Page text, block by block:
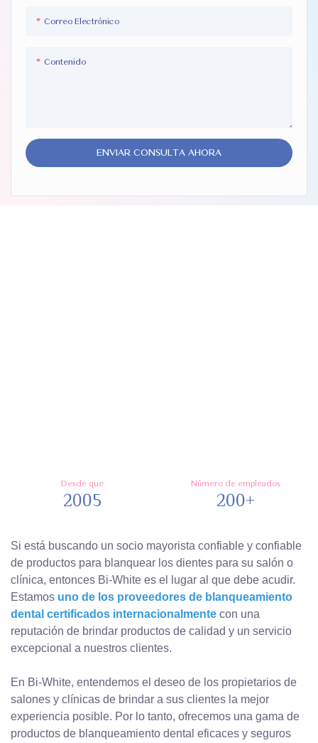
Correo Electrónico
Contenido
ENVIAR CONSULTA AHORA
Desde que
2005
Número de empleados
200+
Si está buscando un socio mayorista confiable y confiable
de productos para blanquear los dientes para su salón o
clínica, entonces Bi-White es el lugar al que debe acudir.
Estamos uno de los proveedores de blanqueamiento
dental certificados internacionalmente con una
reputación de brindar productos de calidad y un servicio
excepcional a nuestros clientes.
En Bi-White, entendemos el deseo de los propietarios de
salones y clínicas de brindar a sus clientes la mejor
experiencia posible. Por lo tanto, ofrecemos una gama de
productos de blanqueamiento dental eficaces y seguros